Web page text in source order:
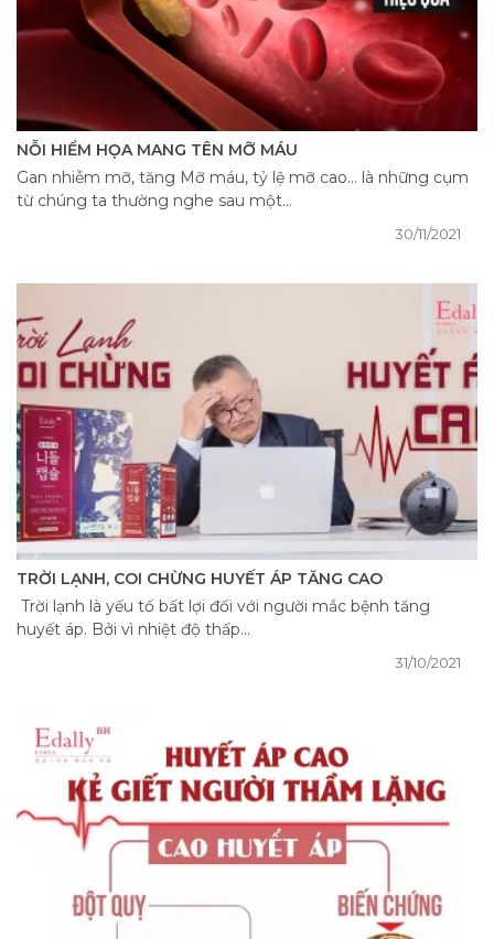
NỖI HIỂM HỌA MANG TÊN MỠ MÁU
Gan nhiễm mỡ, tăng Mỡ máu, tỷ lệ mỡ cao… là những cụm
từ chúng ta thường nghe sau một...
30/11/2021
TRỜI LẠNH, COI CHỪNG HUYẾT ÁP TĂNG CAO
Trời lạnh là yếu tố bất lợi đối với người mắc bệnh tăng
huyết áp. Bởi vì nhiệt độ thấp...
31/10/2021